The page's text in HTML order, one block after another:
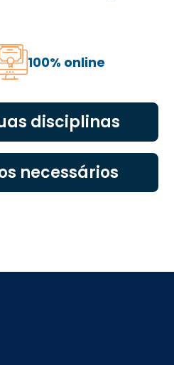
100% online
disciplinas
necessários